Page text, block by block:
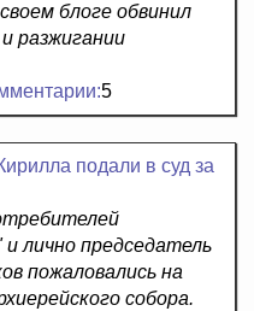
блоге обвинил
разжигании
5
подали в суд за
лично председатель
пожаловались на
собора.